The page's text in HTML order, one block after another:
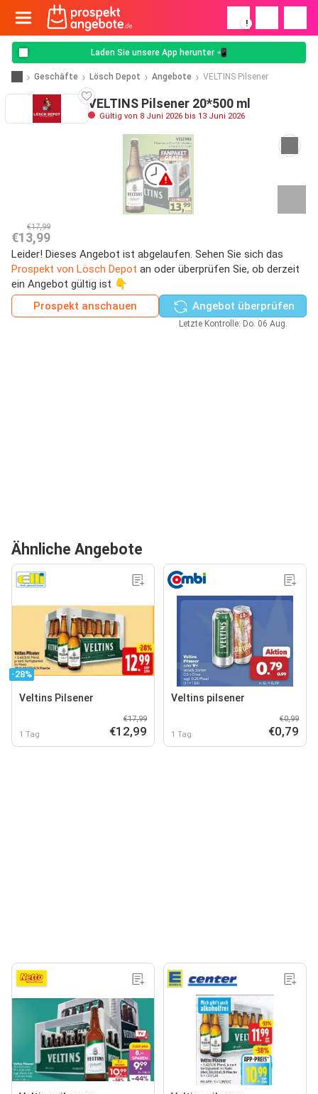
!
Laden Sie unsere App herunter 📲
Geschäfte Lösch Depot Angebote VELTINS Pilsener
VELTINS Pilsener 20*500 ml
Gültig von 8 Juni 2026 bis 13 Juni 2026
€17,99
€13,99
Leider! Dieses Angebot ist abgelaufen. Sehen Sie sich das
Prospekt von Lösch Depot an oder überprüfen Sie, ob derzeit
ein Angebot gültig ist 👇
Prospekt anschauen
Angebot überprüfen
Letzte Kontrolle: Do. 06 Aug.
Ähnliche Angebote
-28%
Veltins Pilsener
1 Tag
€17,99
€12,99
Veltins pilsener
1 Tag
€0,99
€0,79